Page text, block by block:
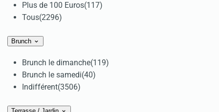
Plus de 100 Euros(117)
Tous(2296)
Brunch
Brunch le dimanche(119)
Brunch le samedi(40)
Indifférent(3506)